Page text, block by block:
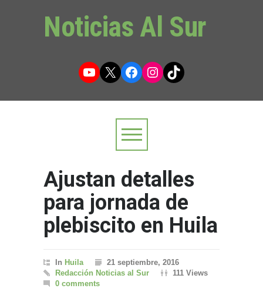
Noticias Al Sur
YouTube
X Facebook
Instagram
TikTok
Ajustan detalles
para jornada de
plebiscito en Huila
In Huila
21 septiembre, 2016
Redacción Noticias al Sur
111 Views
0 comments